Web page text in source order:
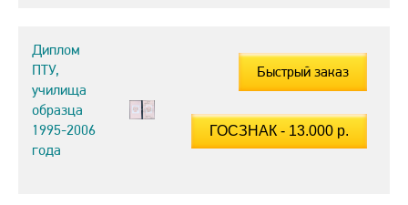
Диплом
ПТУ,
училища
образца
1995-2006
года
Быстрый заказ